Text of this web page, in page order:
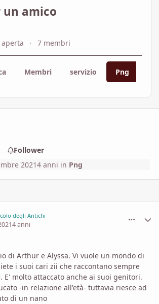
un amico
aperta 7 membri
Membri servizio Png
Follower
20214 anni in Png
degli Antichi
4 anni
di Arthur e Alyssa. Vi vuole un mondo di
i suoi cari zii che raccontano sempre
E' molto attaccato anche ai suoi genitori.
-in relazione all'età- tuttavia riesce ad
di un nano